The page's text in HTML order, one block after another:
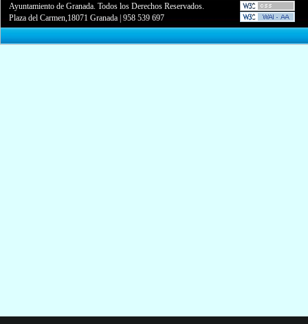
Ayuntamiento de Granada. Todos los Derechos Reservados.
Plaza del Carmen,18071 Granada |958 539 697